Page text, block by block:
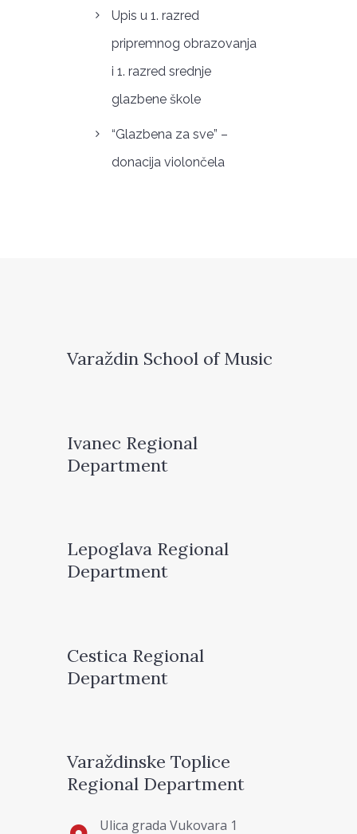
Upis u 1. razred
pripremnog obrazovanja
i 1. razred srednje
glazbene škole
“Glazbena za sve” –
donacija violončela
Varaždin School of Music
Ivanec Regional
Department
Lepoglava Regional
Department
Cestica Regional
Department
Varaždinske Toplice
Regional Department
Ulica grada Vukovara 1